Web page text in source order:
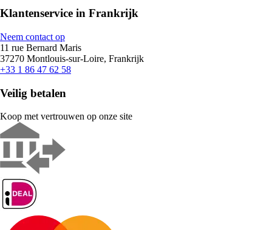
Klantenservice in Frankrijk
Neem contact op
11 rue Bernard Maris
37270 Montlouis-sur-Loire, Frankrijk
+33 1 86 47 62 58
Veilig betalen
Koop met vertrouwen op onze site